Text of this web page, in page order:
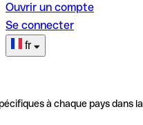
Ouvrir un compte
Se connecter
fr
à chaque pays dans la